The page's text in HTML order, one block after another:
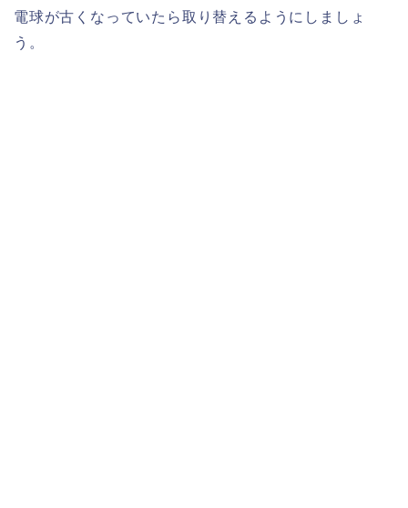
電球が古くなっていたら取り替えるようにしましょ
う。